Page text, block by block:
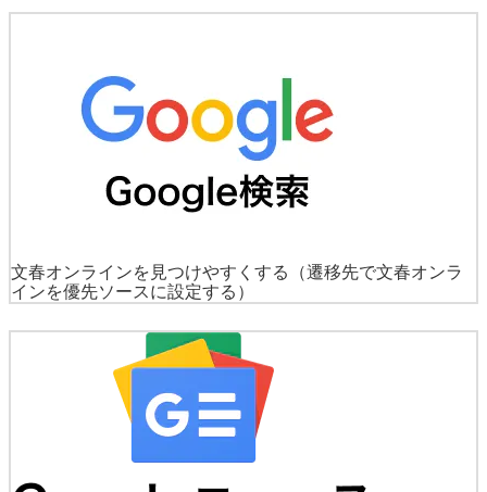
文春オンラインを見つけやすくする
（遷移先で文春オンラ
インを優先ソースに設定する）